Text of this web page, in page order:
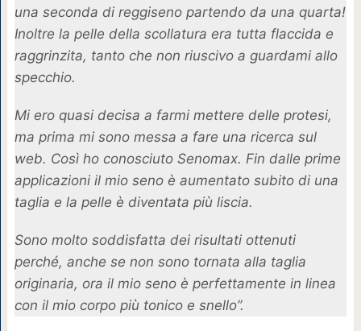
una seconda di reggiseno partendo da una quarta!
Inoltre la pelle della scollatura era tutta flaccida e
raggrinzita, tanto che non riuscivo a guardami allo
specchio.
Mi ero quasi decisa a farmi mettere delle protesi,
ma prima mi sono messa a fare una ricerca sul
web. Così ho conosciuto Senomax. Fin dalle prime
applicazioni il mio seno è aumentato subito di una
taglia e la pelle è diventata più liscia.
Sono molto soddisfatta dei risultati ottenuti
perché, anche se non sono tornata alla taglia
originaria, ora il mio seno è perfettamente in linea
con il mio corpo più tonico e snello”.